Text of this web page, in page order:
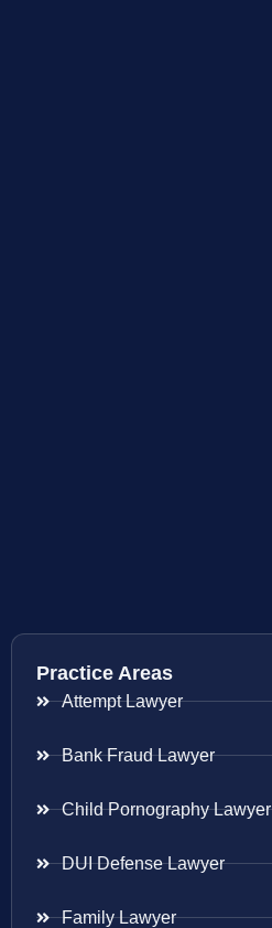
Practice Areas
Attempt Lawyer
Bank Fraud Lawyer
Child Pornography Lawyer
DUI Defense Lawyer
Family Lawyer